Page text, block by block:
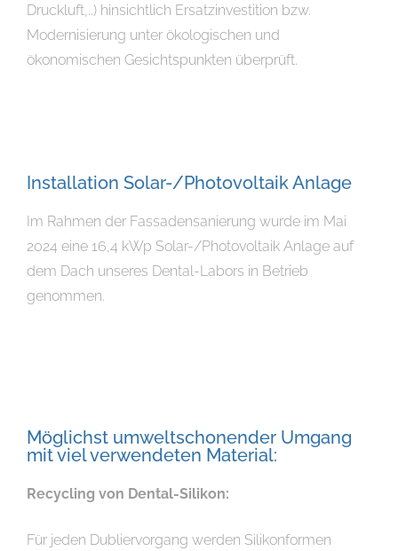
Druckluft,..) hinsichtlich Ersatzinvestition bzw.
Modernisierung unter ökologischen und
ökonomischen Gesichtspunkten überprüft.
Installation Solar-/Photovoltaik Anlage
Im Rahmen der Fassadensanierung wurde im Mai
2024 eine 16,4 kWp Solar-/Photovoltaik Anlage auf
dem Dach unseres Dental-Labors in Betrieb
genommen.
Möglichst umweltschonender Umgang
mit viel verwendeten Material:
Recycling von Dental-Silikon:
Für jeden Dubliervorgang werden Silikonformen